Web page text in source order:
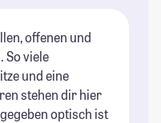
offenen und
So viele
und eine
stehen dir hier
optisch ist